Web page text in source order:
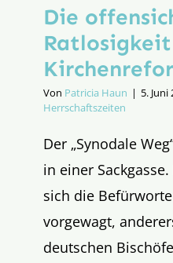
Die
Von Patricia Haun | 5. Juni
Herrschaftszeiten
Der „Synodale
in einer
sich die
vorgewagt,
deutschen